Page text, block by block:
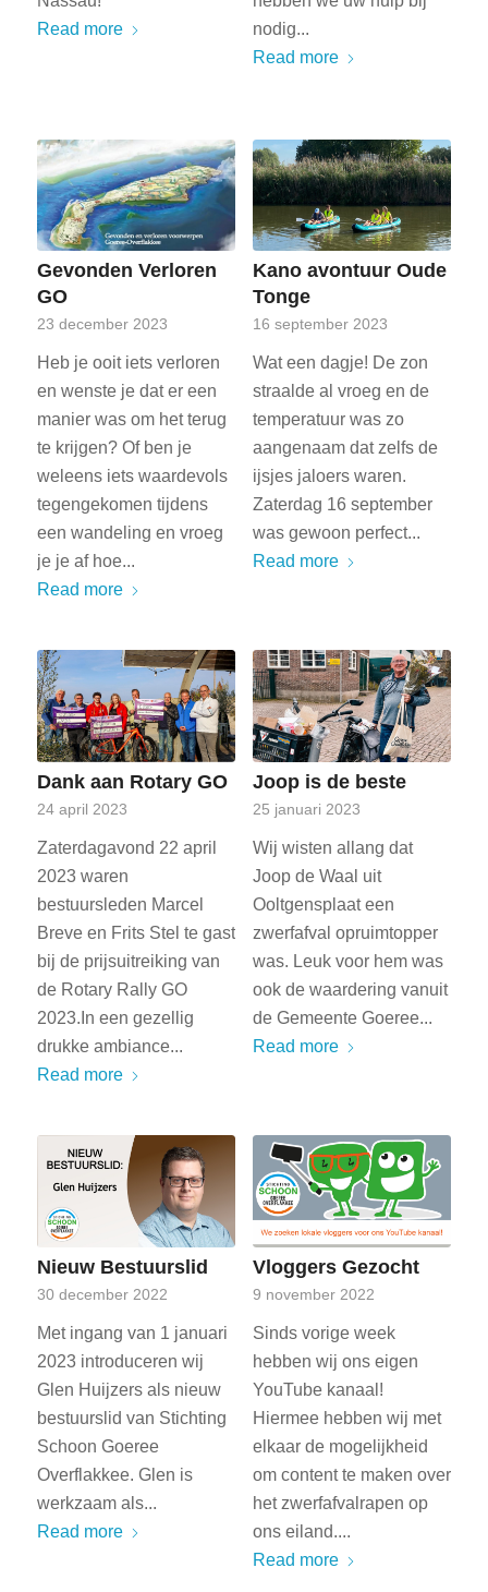
Read more
nodig...
Read more
Gevonden Verloren
GO
23 december 2023
Heb je ooit iets verloren
en wenste je dat er een
manier was om het terug
te krijgen? Of ben je
weleens iets waardevols
tegengekomen tijdens
een wandeling en vroeg
je je af hoe...
Read more
Kano avontuur Oude
Tonge
16 september 2023
Wat een dagje! De zon
straalde al vroeg en de
temperatuur was zo
aangenaam dat zelfs de
ijsjes jaloers waren.
Zaterdag 16 september
was gewoon perfect...
Read more
Dank aan Rotary GO
24 april 2023
Zaterdagavond 22 april
2023 waren
bestuursleden Marcel
Breve en Frits Stel te gast
bij de prijsuitreiking van
de Rotary Rally GO
2023.In een gezellig
drukke ambiance...
Read more
Joop is de beste
25 januari 2023
Wij wisten allang dat
Joop de Waal uit
Ooltgensplaat een
zwerfafval opruimtopper
was. Leuk voor hem was
ook de waardering vanuit
de Gemeente Goeree...
Read more
Nieuw Bestuurslid
30 december 2022
Met ingang van 1 januari
2023 introduceren wij
Glen Huijzers als nieuw
bestuurslid van Stichting
Schoon Goeree
Overflakkee. Glen is
werkzaam als...
Read more
Vloggers Gezocht
9 november 2022
Sinds vorige week
hebben wij ons eigen
YouTube kanaal!
Hiermee hebben wij met
elkaar de mogelijkheid
om content te maken over
het zwerfafvalrapen op
ons eiland....
Read more